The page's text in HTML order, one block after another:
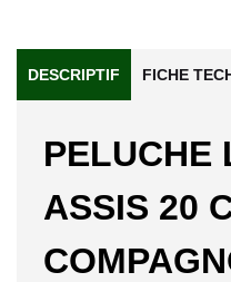
DESCRIPTIF FICHE
PELUCHE
ASSIS 20